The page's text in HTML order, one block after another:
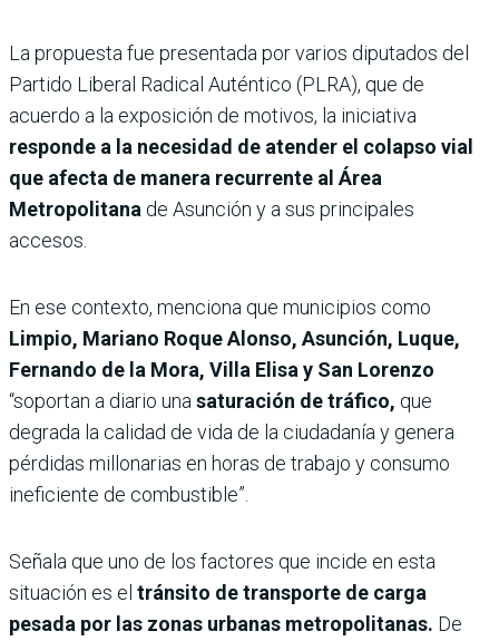
La propuesta fue presentada por varios diputados del
Partido Liberal Radical Auténtico (PLRA), que de
acuerdo a la exposición de motivos, la iniciativa
responde a la necesidad de atender el colapso vial
que afecta de manera recurrente al Área
Metropolitana de Asunción y a sus principales
accesos.
En ese contexto, menciona que municipios como
Limpio, Mariano Roque Alonso, Asunción, Luque,
Fernando de la Mora, Villa Elisa y San Lorenzo
“soportan a diario una saturación de tráfico, que
degrada la calidad de vida de la ciudadanía y genera
pérdidas millonarias en horas de trabajo y consumo
ineficiente de combustible”.
Señala que uno de los factores que incide en esta
situación es el tránsito de transporte de carga
pesada por las zonas urbanas metropolitanas. De